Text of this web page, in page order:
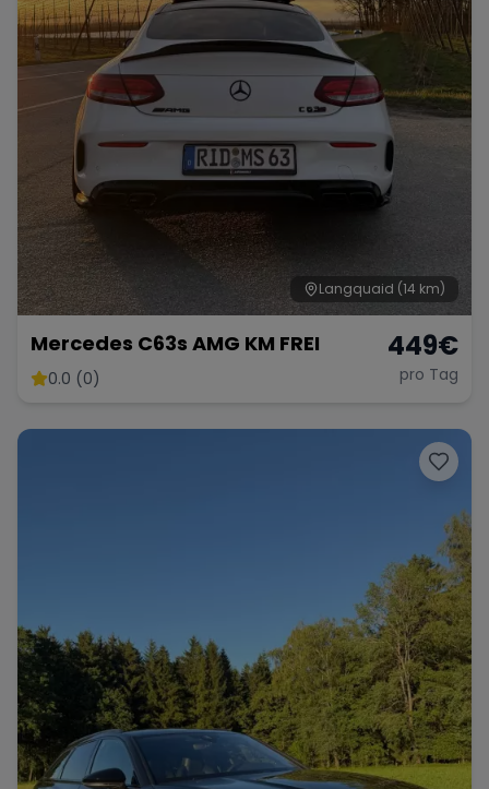
McLaren Jaguar
Dodge
Bentley Rolls Royce
Bugatti Lotus Maserati
Langquaid (14 km)
Mercedes C63s AMG KM FREI
0.0 (0)
449€
pro Tag